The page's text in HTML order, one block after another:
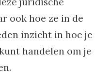
ook hoe ze in de
inzicht in hoe je
handelen om je